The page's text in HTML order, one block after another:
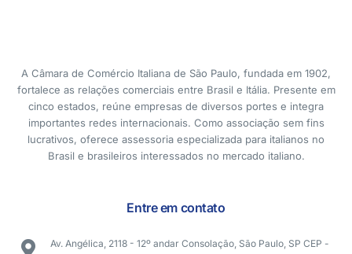
A Câmara de Comércio Italiana de São Paulo, fundada em 1902,
fortalece as relações comerciais entre Brasil e Itália. Presente em
cinco estados, reúne empresas de diversos portes e integra
importantes redes internacionais. Como associação sem fins
lucrativos, oferece assessoria especializada para italianos no
Brasil e brasileiros interessados no mercado italiano.
Entre em contato
Av. Angélica, 2118 - 12º andar Consolação, São Paulo, SP CEP -